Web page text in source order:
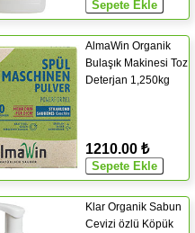
AlmaWin Organik
Bulaşık Makinesi Toz
Deterjan 1,250kg
1210.00 ₺
Klar Organik Sabun
Cevizi özlü Köpük